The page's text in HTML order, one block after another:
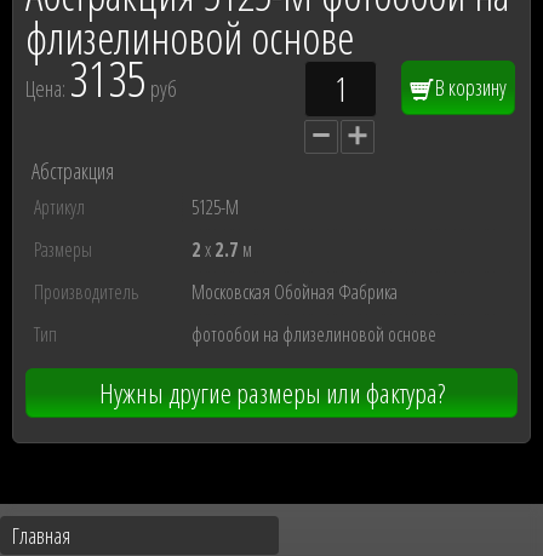
флизелиновой основе
Цена: 3135 руб В корзину
Абстракция
Артикул
5125-М
Размеры
2x2.7 м
Производитель
Московская Обойная Фабрика
Тип
фотообои на флизелиновой основе
Нужны другие размеры или фактура?
Главная